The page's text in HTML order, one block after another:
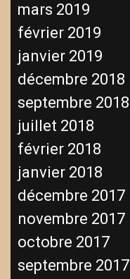
mars 2019
février 2019
janvier 2019
décembre 2018
septembre 2018
juillet 2018
février 2018
janvier 2018
décembre 2017
novembre 2017
octobre 2017
septembre 2017